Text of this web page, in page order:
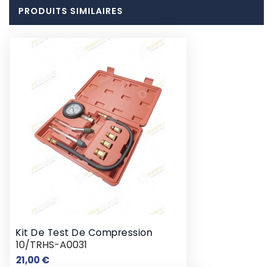
PRODUITS SIMILAIRES
Kit De Test De Compression
10/TRHS-A0031
21,00 €Prix